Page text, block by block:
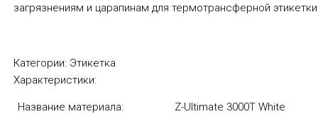
загрязнениям и царапинам для термотрансферной
Категории: Этикетка
Характеристики:
Название материала: Z-Ultimate 3000T White